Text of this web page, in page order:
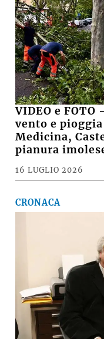
VIDEO e
vento e
Medicina,
pianura
16 LUGLIO 2026
CRONACA